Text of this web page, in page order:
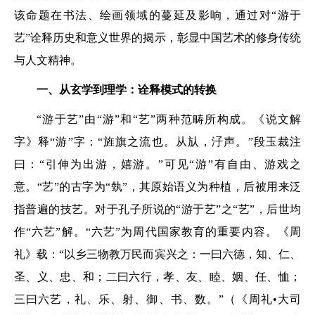
该命题在书法、绘画领域的蔓延及影响，通过对“游于
艺”诠释历史和意义世界的揭示，彰显中国艺术的修身传统
与人文精神。
一、从玄学到理学：诠释模式的转换
“游于艺”由“游”和“艺”两种范畴所构成。《说文解
字》释“游”字：“旌旗之流也。从㫃，汓声。”段玉裁注
曰：“引伸为出游，嬉游。”可见“游”有自由、游戏之
意。“艺”的古字为“埶”，其原始语义为种植，后被用来泛
指普遍的技艺。对于孔子所说的“游于艺”之“艺”，后世均
作“六艺”解。“六艺”为周代国家教育的重要内容。《周
礼》载：“以乡三物教万民而宾兴之：一曰六德，知、仁、
圣、义、忠、和；二曰六行，孝、友、睦、姻、任、恤；
三曰六艺，礼、乐、射、御、书、数。”（《周礼•大司